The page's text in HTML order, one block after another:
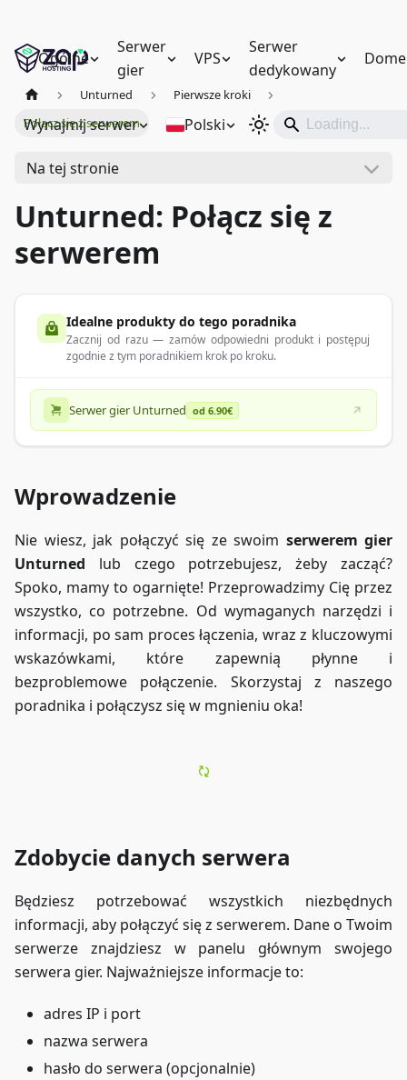
Ogólne
Serwer
gier
VPS
Serwer
dedykowany
Wynajmij serwer Polski
Unturned
Pierwsze kroki
Połącz się z serwerem
Na tej stronie
Unturned: Połącz się z
serwerem
Idealne produkty do tego poradnika
Zacznij od razu — zamów odpowiedni produkt i postępuj
zgodnie z tym poradnikiem krok po kroku.
Serwer gier Unturned od 6.90€
Wprowadzenie
Nie wiesz, jak połączyć się ze swoim serwerem gier
Unturned lub czego potrzebujesz, żeby zacząć?
Spoko, mamy to ogarnięte! Przeprowadzimy Cię przez
wszystko, co potrzebne. Od wymaganych narzędzi i
informacji, po sam proces łączenia, wraz z kluczowymi
wskazówkami, które zapewnią płynne i
bezproblemowe połączenie. Skorzystaj z naszego
poradnika i połączysz się w mgnieniu oka!
Zdobycie danych serwera
Będziesz potrzebować wszystkich niezbędnych
informacji, aby połączyć się z serwerem. Dane o Twoim
serwerze znajdziesz w panelu głównym swojego
serwera gier. Najważniejsze informacje to:
adres IP i port
nazwa serwera
hasło do serwera (opcjonalnie)